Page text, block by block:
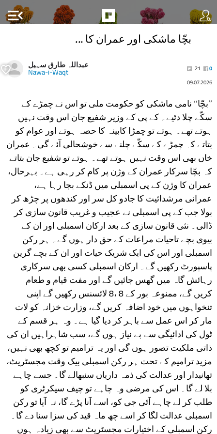
menu_open
بچّا ماشکی اور عمران کا ...
عبداللہ طارق سہیل
Nawa-i-Waqt 21
0
09.07.2026
’’بچّا‘‘ نامی ماشکی کو حکومت ملی تو اس نے چمڑے کے
سکّے چلا دئیے۔ کے پی کے وزیر شفیع جان اس وقت نہیں
ہوتے تھے۔ ہوتے تو چمڑا کابینہ کا حصہ ہوتے اور عوام کو
بتاتے کہ چمڑے کے سکّے چلنے سے خوشحالی آئے گی۔ عمران
خاں بھی اس وقت نہیں ہوتے تھے۔ ہوتے تو شفیع جان بتاتے
کہ بچّا سرکار عمران کے وژن پر کام کر رہی ہے۔ بہرحال،
عمران کا وژن کے پی اسمبلی میں ڈنکے بجا رہا ہے،
عمرانی مرشدائیت کا جادو کل سر اور کندھوں پر چڑھ کر
بولا جب کے پی اسمبلی نے عجیب و غریب قانون سازی کر
ڈالی۔ نئی قانون سازی کے بعد ارکان اسمبلی اور ان کے
بیوی بچے تاحیات مراعات کے حق دار ہوں گے۔ ہر رکن
اسمبلی اور اس کی ایک شریک حیات اور ان کے بچے گرین
پاسپورٹ رکھیں گے۔ ارکان اسمبلی کسی بھی سرکاری
رہائش گاہ میں گھس جائیں گے اور مفت قیام و طعام
کریں گے، ممنوعہ بور کے 8 ،8 لائسنس رکھیں گے اپنی
تنخواہوں میں خود اضافہ کریں گے، وزارت خزانہ کو لات
مار کر اس عمل سے باہر کر دیا گیا ہے۔ وہ ہر قسم کے
ٹول کی ادائیگی سے بے نیاز ہوں گے، سب شاہراہیں ان کی
ذاتی ملکیت تصور ہوں گی اور یہ ترامیم تو کچھ بھی نہیں،
مزید ترامیم کے تحت ہر رکن اسمبلی بیک وقت مجسٹریٹ،
تھانیدار اور عدالت کی ذمہ داریاں سنبھالے گا۔ جسے چاہے
بلا لے گا۔ اس کی مرضی وہ چاہے تو چیف سیکرٹری کو
طلب کر لے چاہے آئی جی کو، اسے آنا پڑے گا، نہ آیا تو رکن
اسمبلی عدالت لگا کر اسے چھ ماہ قید کی سزا سنا دے گا۔
رکن اسمبلی کے اختیارات مجسٹریٹ سے بھی زیادہ ہوں